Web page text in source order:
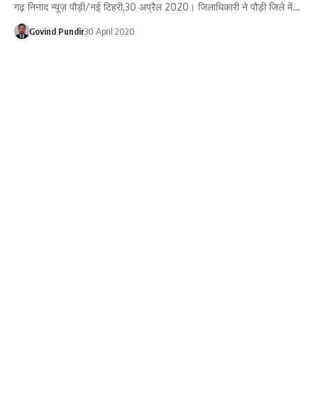
गढ़ निनाद न्यूज़ पौड़ी/नई टिहरी,30 अप्रैल 2020। जिलाधिकारी ने पौड़ी जिले में…
Govind Pundir30 April 2020